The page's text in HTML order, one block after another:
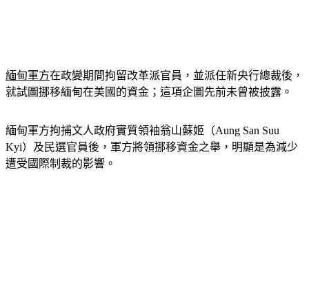
緬甸軍方在政變期間拘留改革派官員，並派任新央行總裁後，
就試圖挪移緬甸在美國的資金；這項企圖先前未曾被披露。
緬甸軍方拘捕文人政府實質領袖翁山蘇姬（Aung San Suu
Kyi）及民選官員後，軍方將領挪移資金之舉，明顯是為減少
遭受國際制裁的影響。